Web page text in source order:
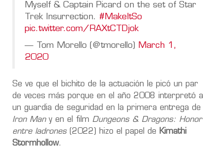
Myself & Captain Picard on the set of Star
Trek Insurrection. #MakeItSo
pic.twitter.com/RAXtCTDjok
— Tom Morello (@tmorello)
March 1,
2020
Se ve que el bichito de la actuación le picó un par
de veces más porque en el año 2008 interpretó a
un guardia de seguridad en la primera entrega de
Iron Many en el film Dungeons & Dragons: Honor
entre ladrones(2022) hizo el papel de Kimathi
Stormhollow.